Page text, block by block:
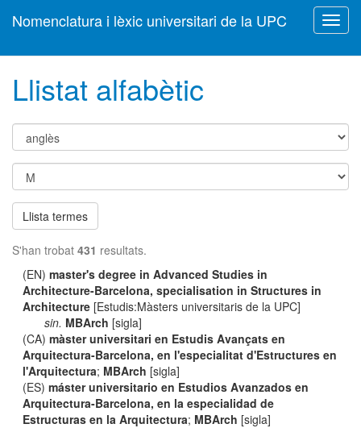
Nomenclatura i lèxic universitari de la UPC
Llistat alfabètic
Llista termes
S'han trobat 431 resultats.
(EN)master's degree in Advanced Studies in
Architecture-Barcelona, specialisation in Structures in
Architecture [Estudis:Màsters universitaris de la UPC]
sin. MBArch [sigla]
(CA)màster universitari en Estudis Avançats en
Arquitectura-Barcelona, en l'especialitat d'Estructures en
l'Arquitectura; MBArch [sigla]
(ES)máster universitario en Estudios Avanzados en
Arquitectura-Barcelona, en la especialidad de
Estructuras en la Arquitectura; MBArch [sigla]